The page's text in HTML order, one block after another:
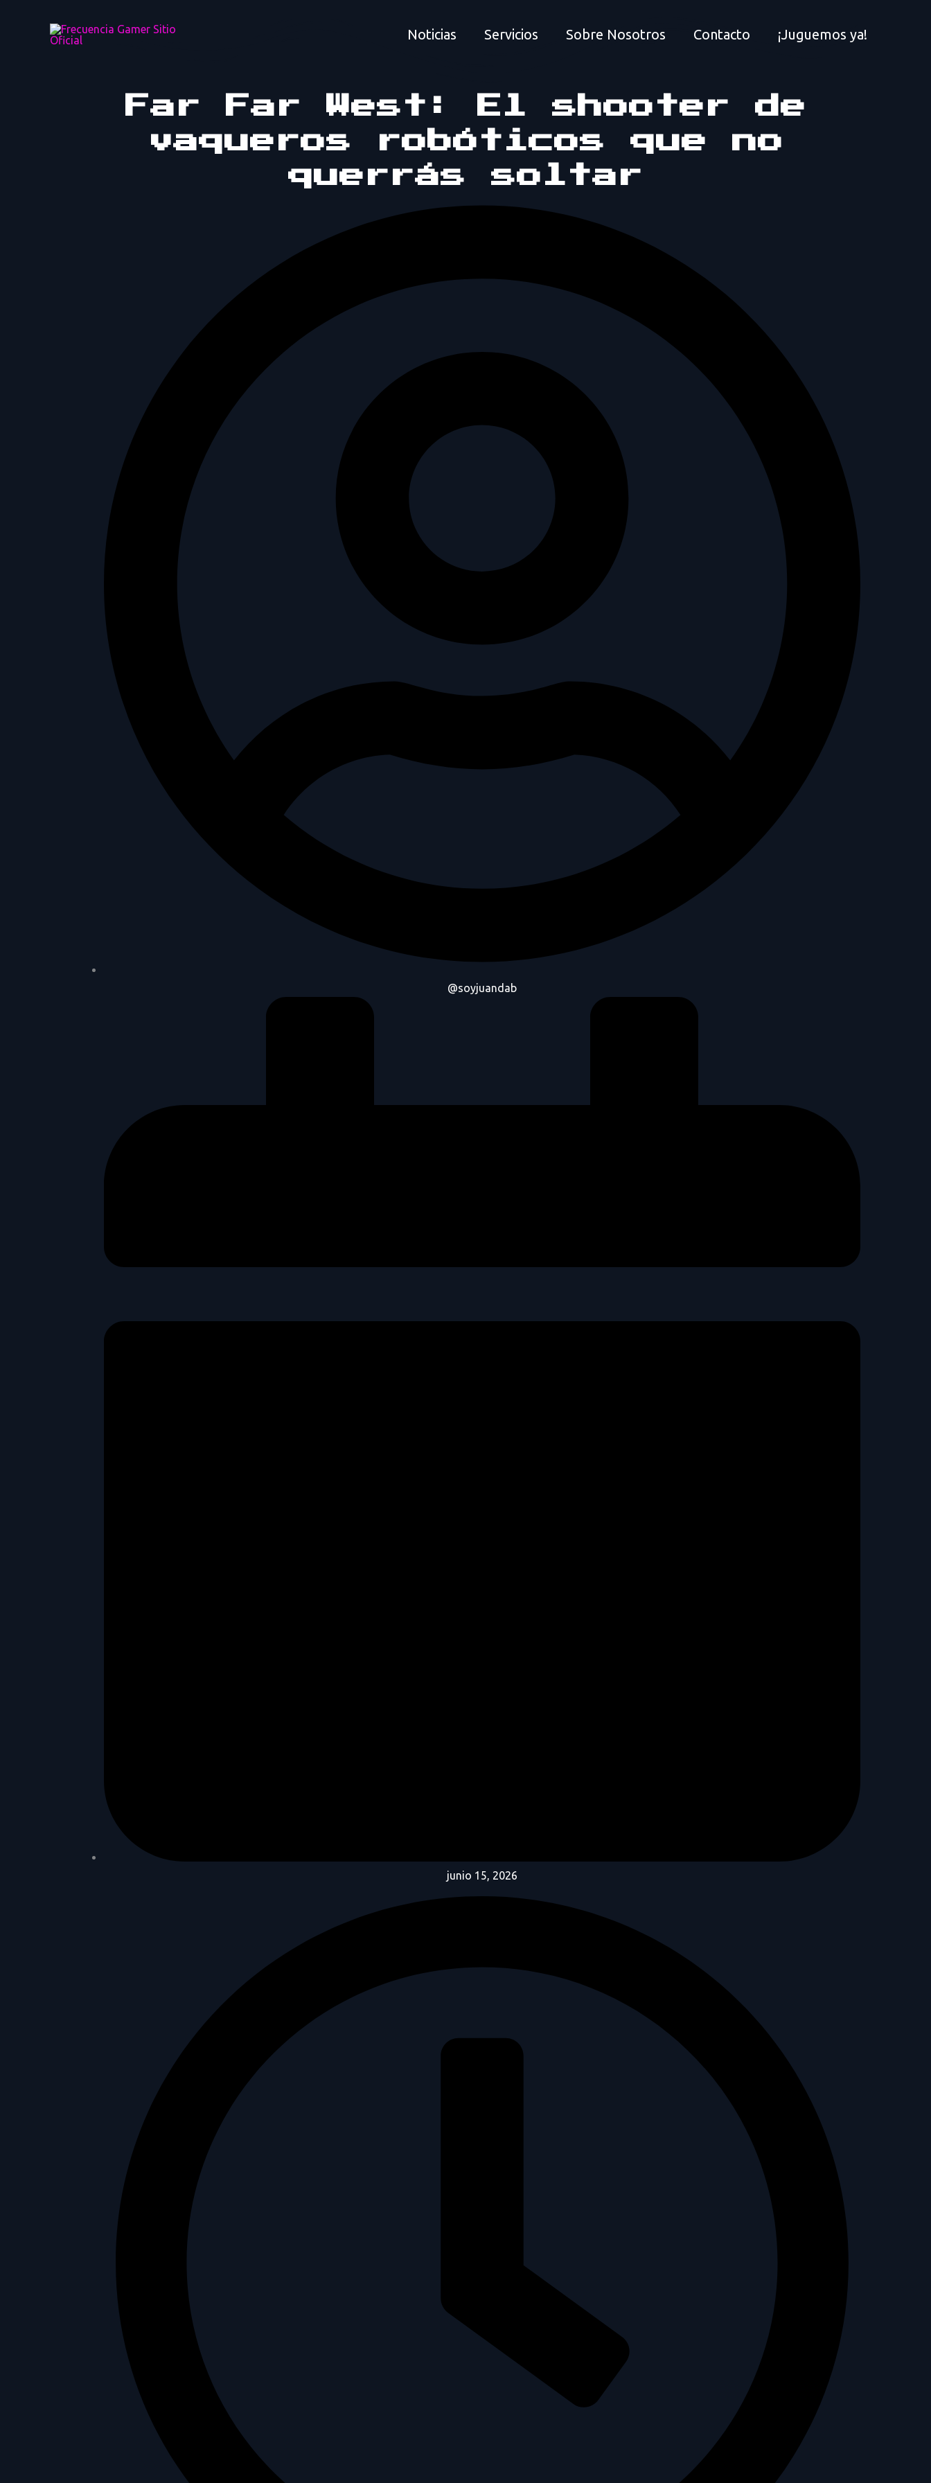
Noticias Servicios Sobre Nosotros Contacto ¡Juguemos ya!
Far Far West: El shooter de
vaqueros robóticos que no
querrás soltar
@soyjuandab
junio 15, 2026